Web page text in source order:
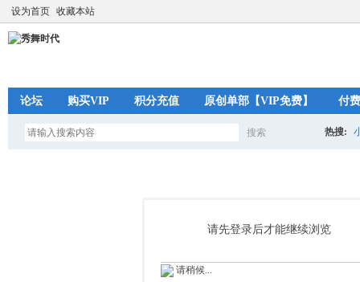
设为首页 收藏本站
论坛 购买VIP 积分充值 原创单部【VIP免费】 付
搜索
索
热搜:
请先登录后才能继续浏览
请稍候...